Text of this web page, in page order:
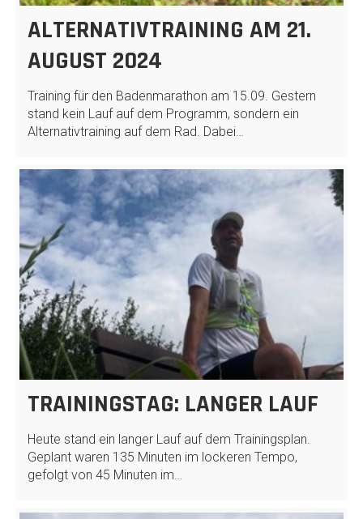
ALTERNATIVTRAINING AM 21.
AUGUST 2024
Training für den Badenmarathon am 15.09. Gestern
stand kein Lauf auf dem Programm, sondern ein
Alternativtraining auf dem Rad. Dabei…
TRAININGSTAG: LANGER LAUF
Heute stand ein langer Lauf auf dem Trainingsplan.
Geplant waren 135 Minuten im lockeren Tempo,
gefolgt von 45 Minuten im…